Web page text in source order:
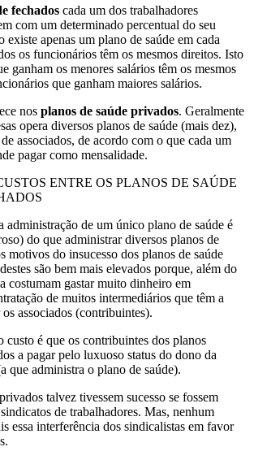
fechados cada um dos trabalhadores
com um determinado percentual do seu
existe apenas um plano de saúde em cada
os funcionários têm os mesmos direitos. Isto
ganham os menores salários têm os mesmos
que ganham maiores salários.
nos planos de saúde privados. Geralmente
opera diversos planos de saúde (mais dez),
associados, de acordo com o que cada um
pagar como mensalidade.
ENTRE OS PLANOS DE SAÚDE
administração de um único plano de saúde é
do que administrar diversos planos de
motivos do insucesso dos planos de saúde
são bem mais elevados porque, além do
costumam gastar muito dinheiro em
de muitos intermediários que têm a
associados (contribuintes).
custo é que os contribuintes dos planos
a pagar pelo luxuoso status do dono da
que administra o plano de saúde).
talvez tivessem sucesso se fossem
de trabalhadores. Mas, nenhum
essa interferência dos sindicalistas em favor